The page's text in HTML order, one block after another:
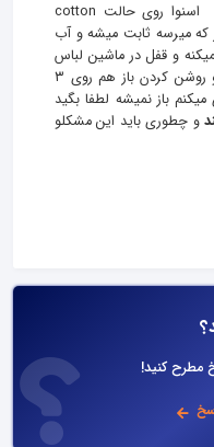
سلام خسته نباشید ماشین لباسشویی اسنوا روی حالت cotton
به ۳ دقیقه آخر که میرسه ثابت میشه و آب
و قفل در ماشین لباس
شوی باز نمیشه کلا و بعد از خاموش و روشن کردن باز هم روی ۳
باز نمیشه لطفا بگید
و چطوری باید این مشکلو
کنید!